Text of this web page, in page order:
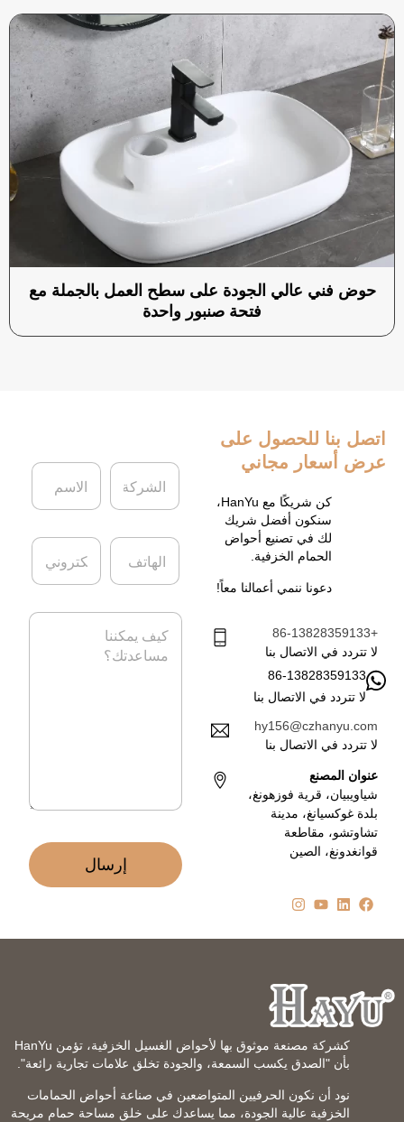
حوض فني عالي الجودة على سطح العمل بالجملة مع
فتحة صنبور واحدة
اتصل بنا للحصول على
عرض أسعار مجاني
كن شريكًا مع HanYu،
سنكون أفضل شريك
لك في تصنيع أحواض
الحمام الخزفية.
دعونا ننمي أعمالنا معاً!
+86-13828359133
لا تتردد في الاتصال بنا
86-13828359133
لا تتردد في الاتصال بنا
hy156@czhanyu.com
لا تتردد في الاتصال بنا
عنوان المصنع
شياويبيان، قرية فوزهونغ،
بلدة غوكسيانغ، مدينة
تشاوتشو، مقاطعة
قوانغدونغ، الصين
ا
ا
م
ا
ش
ك
ا
ب
ي
ا
ه
ت
ف
ا
إرسال
كشركة مصنعة موثوق بها لأحواض الغسيل الخزفية، تؤمن HanYu
بأن "الصدق يكسب السمعة، والجودة تخلق علامات تجارية رائعة".
نود أن نكون الحرفيين المتواضعين في صناعة أحواض الحمامات
الخزفية عالية الجودة، مما يساعدك على خلق مساحة حمام مريحة